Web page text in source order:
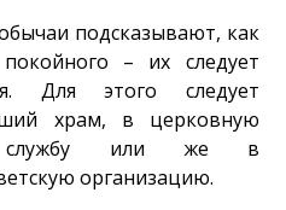
подсказывают, как
– их следует
Для этого следует
храм, в церковную
службу или же в
организацию.